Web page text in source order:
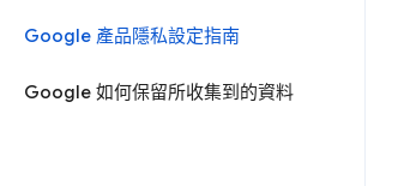
Google 產品隱私設定指南
Google 如何保留所收集到的資料